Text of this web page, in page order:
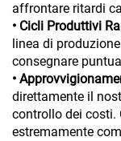
affrontare ritardi
• Cicli Produttivi
linea di
consegnare
•
direttamente il
controllo dei costi.
estremamente